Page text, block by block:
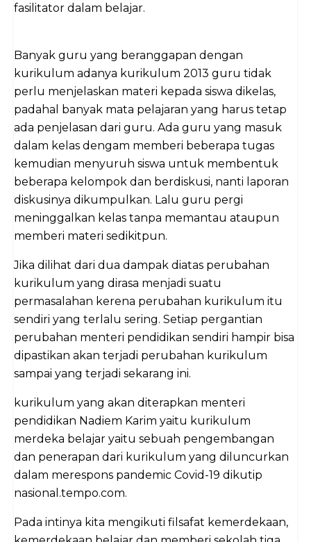
fasilitator dalam belajar.
Banyak guru yang beranggapan dengan
kurikulum adanya kurikulum 2013 guru tidak
perlu menjelaskan materi kepada siswa dikelas,
padahal banyak mata pelajaran yang harus tetap
ada penjelasan dari guru. Ada guru yang masuk
dalam kelas dengam memberi beberapa tugas
kemudian menyuruh siswa untuk membentuk
beberapa kelompok dan berdiskusi, nanti laporan
diskusinya dikumpulkan. Lalu guru pergi
meninggalkan kelas tanpa memantau ataupun
memberi materi sedikitpun.
Jika dilihat dari dua dampak diatas perubahan
kurikulum yang dirasa menjadi suatu
permasalahan kerena perubahan kurikulum itu
sendiri yang terlalu sering. Setiap pergantian
perubahan menteri pendidikan sendiri hampir bisa
dipastikan akan terjadi perubahan kurikulum
sampai yang terjadi sekarang ini.
kurikulum yang akan diterapkan menteri
pendidikan Nadiem Karim yaitu kurikulum
merdeka belajar yaitu sebuah pengembangan
dan penerapan dari kurikulum yang diluncurkan
dalam merespons pandemic Covid-19 dikutip
nasional.tempo.com.
Pada intinya kita mengikuti filsafat kemerdekaan,